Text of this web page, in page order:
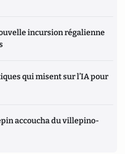
incursion régalienne
qui misent sur l’IA pour
accoucha du villepino-